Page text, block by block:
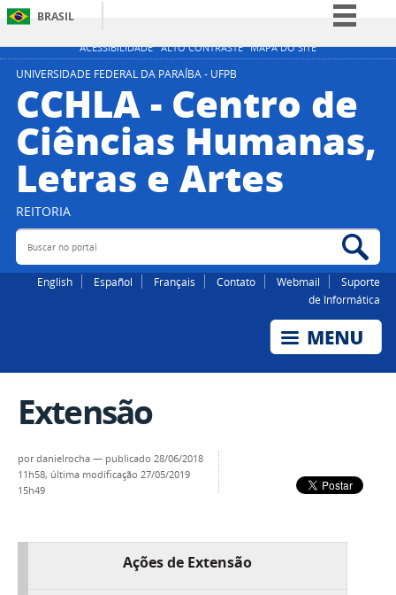
ACESSIBILIDADE ALTO CONTRASTE MAPA DO SITE
BRASIL
Simplifique!
Participe
Legislação
Canais
UNIVERSIDADE FEDERAL DA PARAÍBA - UFPB
CCHLA - Centro de
Ciências Humanas,
Letras e Artes
REITORIA
Buscar no portal
English Español Français Contato Webmail
Suporte
de Informática
Extensão
pordanielrocha — publicado 28/06/2018
11h58, última modificação 27/05/2019
15h49
Ações de Extensão